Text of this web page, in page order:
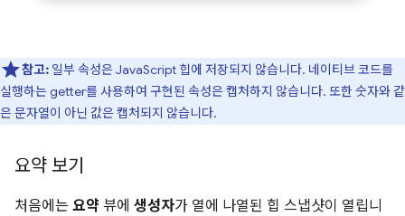
참고: 일부 속성은 JavaScript 힙에 저장되지 않습니다. 네이티브 코드를
실행하는 getter를 사용하여 구현된 속성은 캡처하지 않습니다. 또한 숫자와 같
은 문자열이 아닌 값은 캡처되지 않습니다.
요약 보기
처음에는 요약 뷰에 생성자가 열에 나열된 힙 스냅샷이 열립니